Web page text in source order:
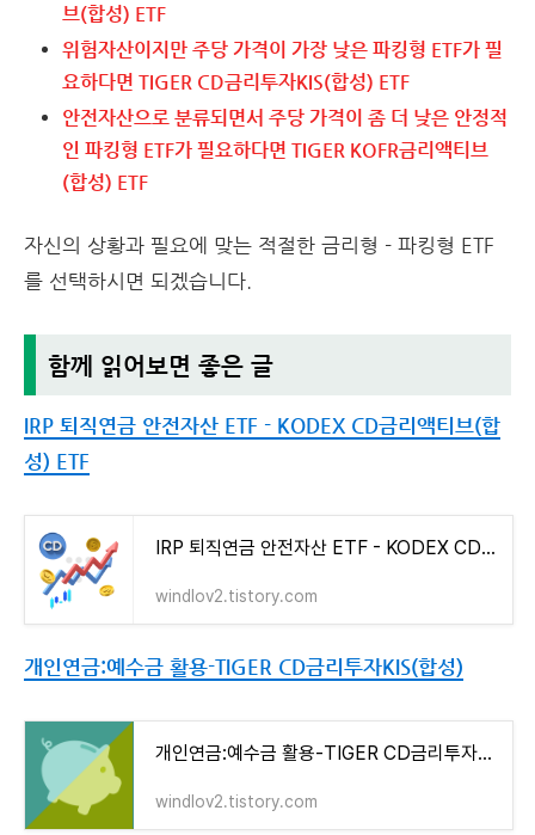
브(합성) ETF
위험자산이지만 주당 가격이 가장 낮은 파킹형 ETF가 필
요하다면 TIGER CD금리투자KIS(합성) ETF
안전자산으로 분류되면서 주당 가격이 좀 더 낮은 안정적
인 파킹형 ETF가 필요하다면 TIGER KOFR금리액티브
(합성) ETF
자신의 상황과 필요에 맞는 적절한 금리형 - 파킹형 ETF
를 선택하시면 되겠습니다.
함께 읽어보면 좋은 글
IRP 퇴직연금 안전자산 ETF - KODEX CD금리액티브(합
성) ETF
IRP 퇴직연금 안전자산 ETF - KODEX CD금리액티브(합성) ETF
windlov2.tistory.com
개인연금:예수금 활용-TIGER CD금리투자KIS(합성)
개인연금:예수금 활용-TIGER CD금리투자KIS(합성)
windlov2.tistory.com